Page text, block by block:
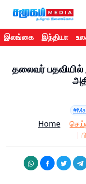
இலங்கை இந்தியா
தலைவர் பதவியில்
Home